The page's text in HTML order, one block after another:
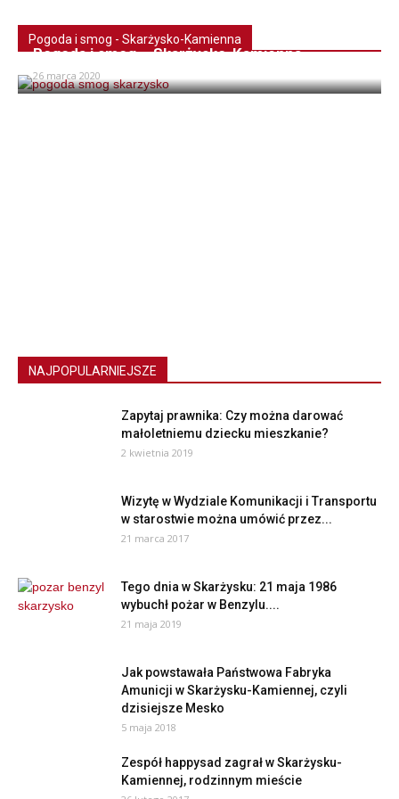
Pogoda i smog - Skarżysko-Kamienna
Pogoda i smog – Skarżysko-Kamienna
26 marca 2020
NAJPOPULARNIEJSZE
Zapytaj prawnika: Czy można darować
małoletniemu dziecku mieszkanie?
2 kwietnia 2019
Wizytę w Wydziale Komunikacji i Transportu
w starostwie można umówić przez...
21 marca 2017
Tego dnia w Skarżysku: 21 maja 1986
wybuchł pożar w Benzylu....
21 maja 2019
Jak powstawała Państwowa Fabryka
Amunicji w Skarżysku-Kamiennej, czyli
dzisiejsze Mesko
5 maja 2018
Zespół happysad zagrał w Skarżysku-
Kamiennej, rodzinnym mieście